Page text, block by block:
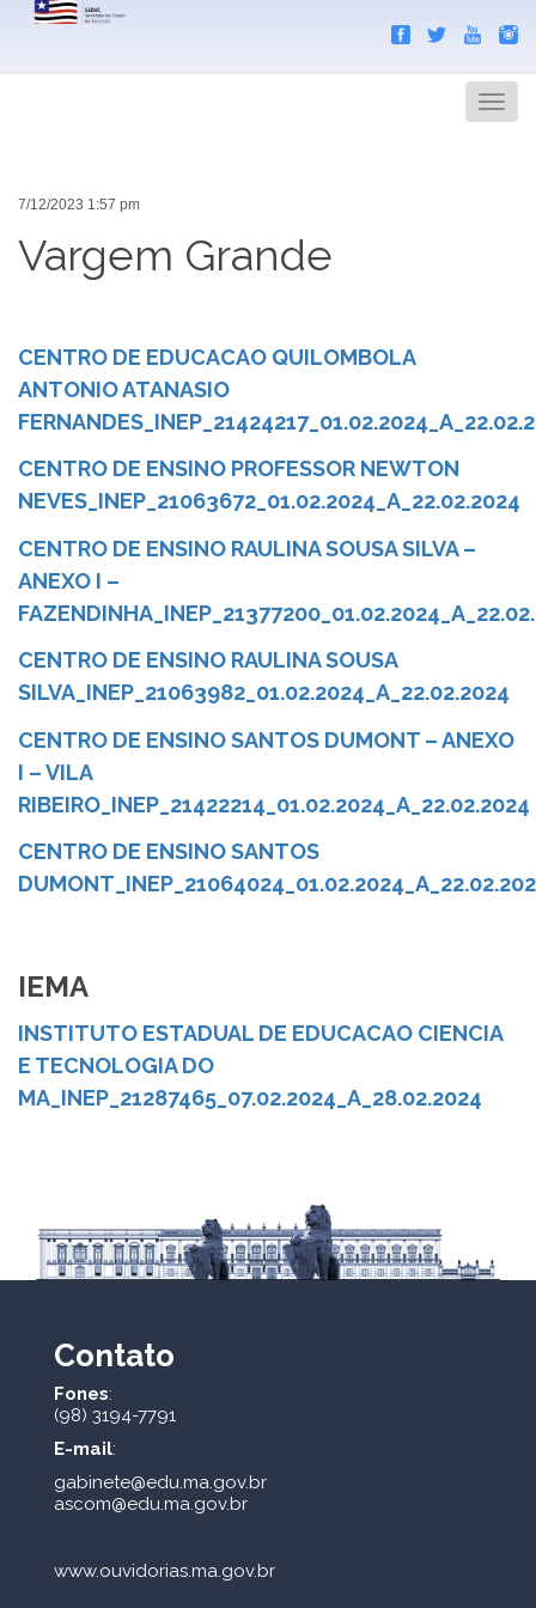
Menu
7/12/2023 1:57 pm
Vargem Grande
CENTRO DE EDUCACAO QUILOMBOLA
ANTONIO ATANASIO
CENTRO DE ENSINO PROFESSOR NEWTON
NEVES_INEP_21063672_01.02.2024_A_22.02.2024
CENTRO DE ENSINO RAULINA SOUSA SILVA –
ANEXO I –
CENTRO DE ENSINO RAULINA SOUSA
SILVA_INEP_21063982_01.02.2024_A_22.02.2024
CENTRO DE ENSINO SANTOS DUMONT – ANEXO
I – VILA
RIBEIRO_INEP_21422214_01.02.2024_A_22.02.2024
CENTRO DE ENSINO SANTOS
IEMA
INSTITUTO ESTADUAL DE EDUCACAO CIENCIA
E TECNOLOGIA DO
MA_INEP_21287465_07.02.2024_A_28.02.2024
Contato
Fones:
(98) 3194-7791
E-mail:
gabinete@edu.ma.gov.br
ascom@edu.ma.gov.br
www.ouvidorias.ma.gov.br